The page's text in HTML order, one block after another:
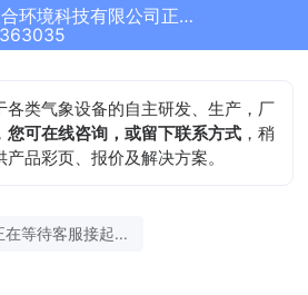
山东天合环境科技有限公司正在为您服务
各类气象设备的自主研发、生产，厂
您可在线咨询，或留下联系方式 ，稍
品彩页、报价及解决方案。
在等待客服接起...